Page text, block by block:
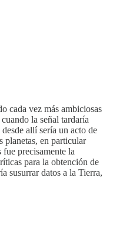
cada vez más ambiciosas
la señal tardaría
allí sería un acto de
planetas, en particular
fue precisamente la
para la obtención de
susurrar datos a la Tierra,